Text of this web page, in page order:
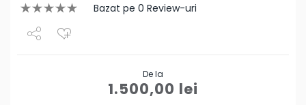
Bazat pe 0 Review-uri
De la
1.500,00 lei